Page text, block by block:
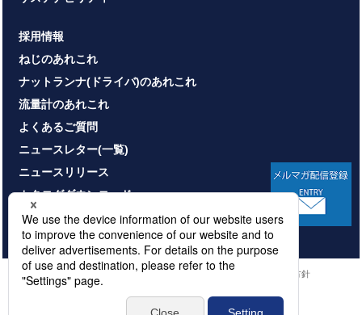
採用情報
ねじのあれこれ
ナットランナ(ドライバ)のあれこれ
流量計のあれこれ
よくあるご質問
ニュースレター(一覧)
ニュースリリース
カタログダウンロード
お問い合わせ
HOME プライバシーポリシー
情報セキュリティ基本方針
© NITTOSEIKO CO., LTD. All rights reserved.